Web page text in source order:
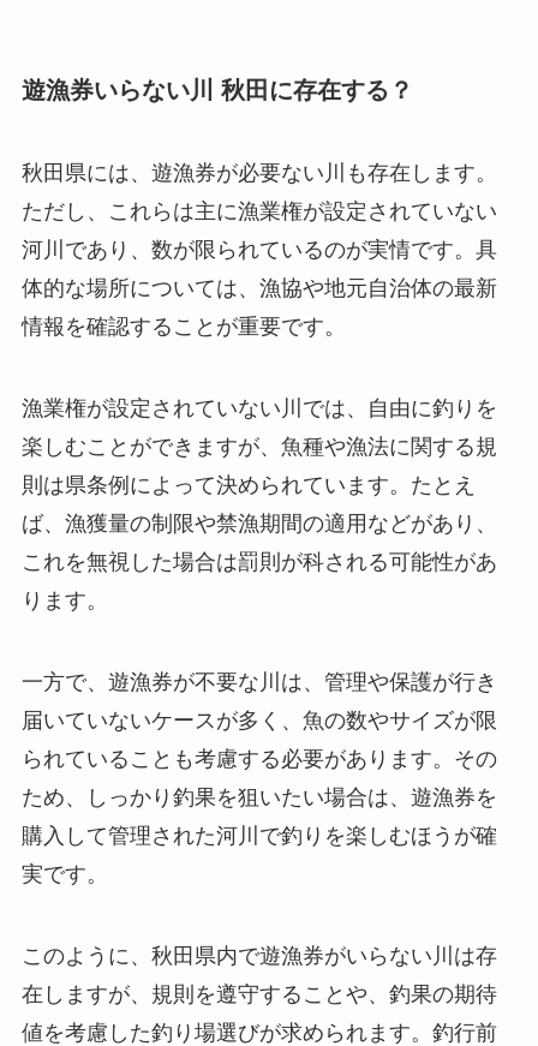
遊漁券いらない川 秋田に存在する？
秋田県には、遊漁券が必要ない川も存在します。
ただし、これらは主に漁業権が設定されていない
河川であり、数が限られているのが実情です。具
体的な場所については、漁協や地元自治体の最新
情報を確認することが重要です。
漁業権が設定されていない川では、自由に釣りを
楽しむことができますが、魚種や漁法に関する規
則は県条例によって決められています。たとえ
ば、漁獲量の制限や禁漁期間の適用などがあり、
これを無視した場合は罰則が科される可能性があ
ります。
一方で、遊漁券が不要な川は、管理や保護が行き
届いていないケースが多く、魚の数やサイズが限
られていることも考慮する必要があります。その
ため、しっかり釣果を狙いたい場合は、遊漁券を
購入して管理された河川で釣りを楽しむほうが確
実です。
このように、秋田県内で遊漁券がいらない川は存
在しますが、規則を遵守することや、釣果の期待
値を考慮した釣り場選びが求められます。釣行前